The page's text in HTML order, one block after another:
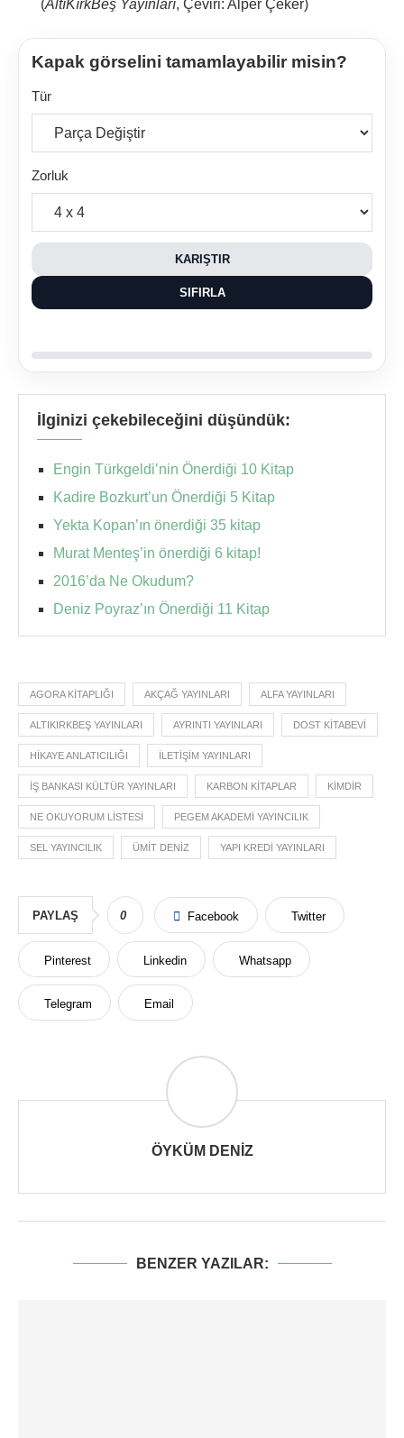
(AltıKırkBeş Yayınları, Çeviri: Alper Çeker)
Kapak görselini tamamlayabilir misin?
Tür
Zorluk
KARIŞTIR
SIFIRLA
İlginizi çekebileceğini düşündük:
Engin Türkgeldi’nin Önerdiği 10 Kitap
Kadire Bozkurt’un Önerdiği 5 Kitap
Yekta Kopan’ın önerdiği 35 kitap
Murat Menteş’in önerdiği 6 kitap!
2016’da Ne Okudum?
Deniz Poyraz’ın Önerdiği 11 Kitap
AGORA KITAPLIĞI AKÇAĞ YAYINLARI ALFA YAYINLARI
ALTIKIRKBEŞ YAYINLARI AYRINTI YAYINLARI DOST KITABEVI
HIKAYE ANLATICILIĞI İLETIŞIM YAYINLARI
İŞ BANKASI KÜLTÜR YAYINLARI KARBON KITAPLAR KIMDIR
NE OKUYORUM LISTESI PEGEM AKADEMI YAYINCILIK
SEL YAYINCILIK ÜMIT DENIZ YAPI KREDI YAYINLARI
PAYLAŞ 0 Facebook Twitter
Pinterest Linkedin Whatsapp
Telegram Email
ÖYKÜM DENIZ
BENZER YAZILAR: